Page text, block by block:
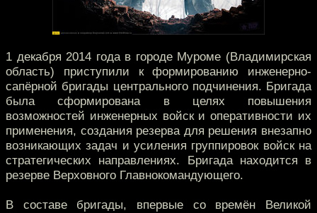
1 декабря 2014 года в городе Муроме (Владимирская
область) приступили к формированию инженерно-
сапёрной бригады центрального подчинения. Бригада
была сформирована в целях повышения
возможностей инженерных войск и оперативности их
применения, создания резерва для решения внезапно
возникающих задач и усиления группировок войск на
стратегических направлениях. Бригада находится в
резерве Верховного Главнокомандующего.
В составе бригады, впервые со времён Великой